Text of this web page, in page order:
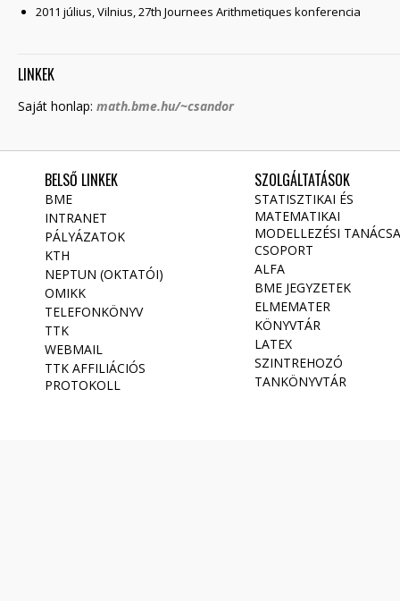
2011 július, Vilnius, 27th Journees Arithmetiques konferencia
LINKEK
Saját honlap: math.bme.hu/~csandor
BELSŐ LINKEK
BME
INTRANET
PÁLYÁZATOK
KTH
NEPTUN (OKTATÓI)
OMIKK
TELEFONKÖNYV
TTK
WEBMAIL
TTK AFFILIÁCIÓS
PROTOKOLL
SZOLGÁLTATÁSOK
STATISZTIKAI ÉS
MATEMATIKAI
MODELLEZÉSI
CSOPORT
ALFA
BME JEGYZETEK
ELMEMATER
KÖNYVTÁR
LATEX
SZINTREHOZÓ
TANKÖNYVTÁR